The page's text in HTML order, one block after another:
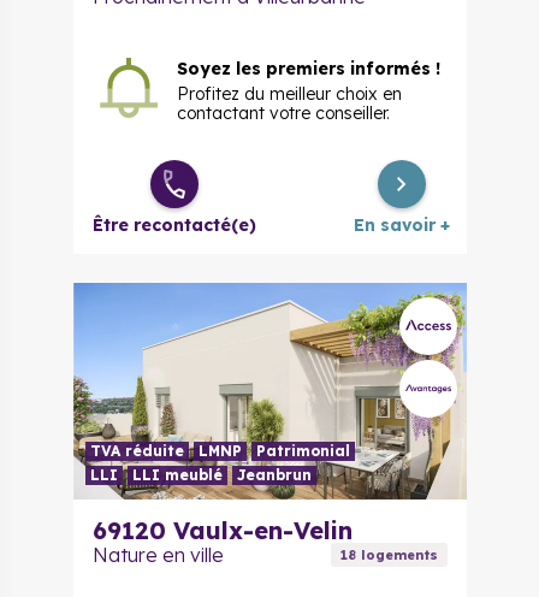
Soyez les premiers informés !
Profitez du meilleur choix en
contactant votre conseiller.
Être recontacté(e) En savoir +
TVA réduite LMNP
Patrimonial
LLI
LLI meublé Jeanbrun
69120 Vaulx-en-Velin
Nature en ville 18logements